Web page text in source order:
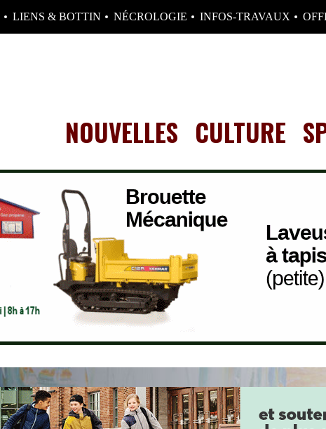
LIENS & BOTTIN NÉCROLOGIE INFOS-TRAVAUX
NOUVELLES CULTURE